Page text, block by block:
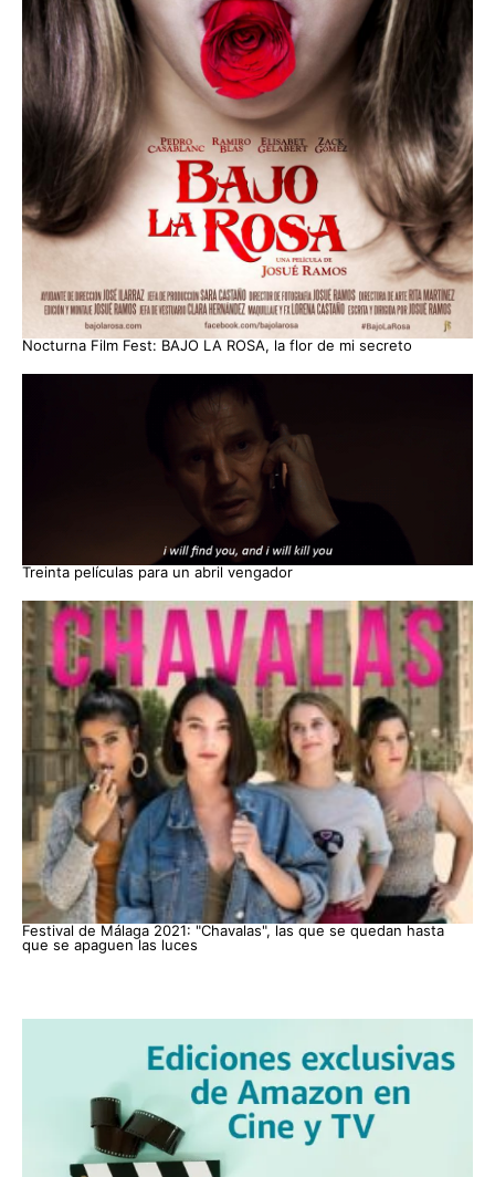
Nocturna Film Fest: BAJO LA ROSA, la flor de mi secreto
Treinta películas para un abril vengador
Festival de Málaga 2021: "Chavalas", las que se quedan hasta
que se apaguen las luces